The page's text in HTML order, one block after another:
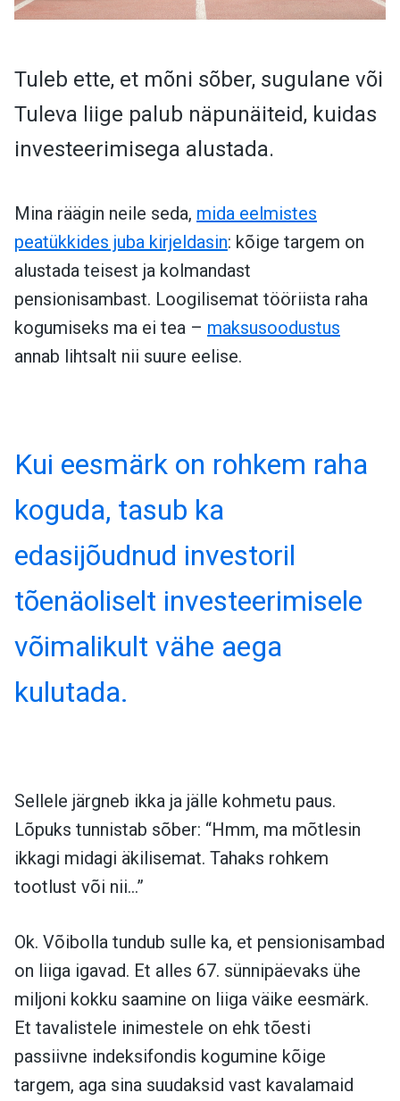
Tuleb ette, et mõni sõber, sugulane või
Tuleva liige palub näpunäiteid, kuidas
investeerimisega alustada.
Mina räägin neile seda, mida eelmistes
peatükkides juba kirjeldasin: kõige targem on
alustada teisest ja kolmandast
pensionisambast. Loogilisemat tööriista raha
kogumiseks ma ei tea – maksusoodustus
annab lihtsalt nii suure eelise.
Kui eesmärk on rohkem raha
koguda, tasub ka
edasijõudnud investoril
tõenäoliselt investeerimisele
võimalikult vähe aega
kulutada.
Sellele järgneb ikka ja jälle kohmetu paus.
Lõpuks tunnistab sõber: “Hmm, ma mõtlesin
ikkagi midagi äkilisemat. Tahaks rohkem
tootlust või nii…”
Ok. Võibolla tundub sulle ka, et pensionisambad
on liiga igavad. Et alles 67. sünnipäevaks ühe
miljoni kokku saamine on liiga väike eesmärk.
Et tavalistele inimestele on ehk tõesti
passiivne indeksifondis kogumine kõige
targem, aga sina suudaksid vast kavalamaid